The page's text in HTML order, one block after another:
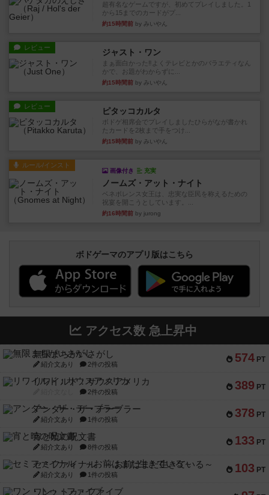
超有名なゲームですが、初めてプレイしました。1
から15までのカードがプ...
約15時間前 by みいやん
レビュー ジャスト・ワン
まぁ面白かった‼️よくテレビとかのバラエティなん
かで、お題がわからずに...
約15時間前 by みいやん
レビュー ピタッコカルタ
ボドゲ相席会でプレイしましたひらがなが書かれ
たカードを2枚まで手をつけ...
約15時間前 by みいやん
ルール/インスト
画像付き 充実
ノームズ・アット・ナイト
ベネボレンス女王は、忠実な臣民を称えるための
祝宴を開こうとしています。...
約16時間前 by jurong
ボドゲーマのアプリ版はこちら
アクセス数 急上昇中
574 PT
無限まちがいさがし
紹介文あり 2件の投稿
389 PT
リワイルド：サウスアメリカ
2件の投稿
378 PT
アンダー・ザ・テーブラー
紹介文あり 1件の投稿
133 PT
宵と暁の呪文書
紹介文あり 8件の投稿
103 PT
セミファイナル ～お前はまだ生きている～
紹介文あり 1件の投稿
ワン・トゥ・ファイブ